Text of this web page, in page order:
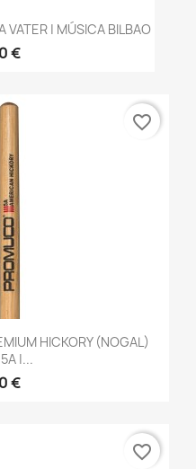
VATER | MÚSICA BILBAO
€
HICKORY (NOGAL)
|...
€
favorite_border
favorite_border